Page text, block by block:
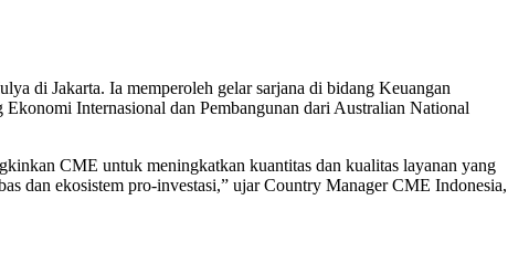
di Jakarta. Ia memperoleh gelar sarjana di bidang Keuangan
Internasional dan Pembangunan dari Australian National
CME untuk meningkatkan kuantitas dan kualitas layanan yang
dan ekosistem pro-investasi,” ujar Country Manager CME Indonesia,